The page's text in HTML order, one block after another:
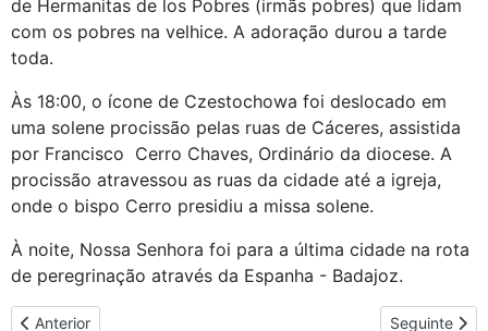
de Hermanitas de los Pobres (irmãs pobres) que lidam
com os pobres na velhice. A adoração durou a tarde
toda.
Às 18:00, o ícone de Czestochowa foi deslocado em
uma solene procissão pelas ruas de Cáceres, assistida
por Francisco Cerro Chaves, Ordinário da diocese. A
procissão atravessou as ruas da cidade até a igreja,
onde o bispo Cerro presidiu a missa solene.
À noite, Nossa Senhora foi para a última cidade na rota
de peregrinação através da Espanha - Badajoz.
Artigo anterior: Despedida da Espanha em Badajoz
Anterior Artigo
Seguinte